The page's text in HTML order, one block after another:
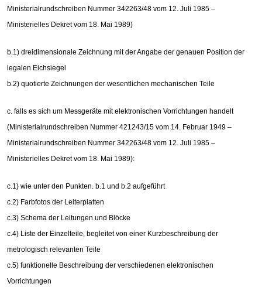
Ministerialrundschreiben Nummer 342263/48 vom 12. Juli 1985 –
Ministerielles Dekret vom 18. Mai 1989)
b.1) dreidimensionale Zeichnung mit der Angabe der genauen Position der
legalen Eichsiegel
b.2) quotierte Zeichnungen der wesentlichen mechanischen Teile
c. falls es sich um Messgeräte mit elektronischen Vorrichtungen handelt
(Ministerialrundschreiben Nummer 421243/15 vom 14. Februar 1949 –
Ministerialrundschreiben Nummer 342263/48 vom 12. Juli 1985 –
Ministerielles Dekret vom 18. Mai 1989):
c.1) wie unter den Punkten. b.1 und b.2 aufgeführt
c.2) Farbfotos der Leiterplatten
c.3) Schema der Leitungen und Blöcke
c.4) Liste der Einzelteile, begleitet von einer Kurzbeschreibung der
metrologisch relevanten Teile
c.5) funktionelle Beschreibung der verschiedenen elektronischen
Vorrichtungen